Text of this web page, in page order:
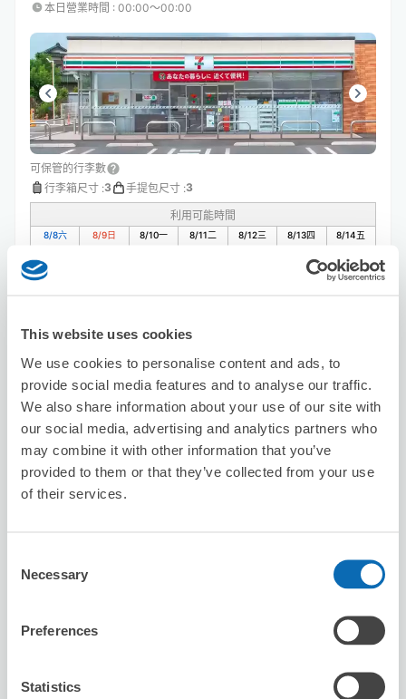
This website uses cookies
We use cookies to personalise content and ads, to
provide social media features and to analyse our traffic.
We also share information about your use of our site with
our social media, advertising and analytics partners who
may combine it with other information that you’ve
provided to them or that they’ve collected from your use
of their services.
Selection
Necessary
Preferences
Statistics
本日營業時間 : 00:00〜00:00
可保管的行李數
行李箱尺寸 :3 手提包尺寸 :3
利用可能時間
8/8六 8/9日 8/10一 8/11二 8/12三 8/13四 8/14五
Biyoushitu parufan
从Hashimoto站步行5分钟。
本日營業時間: 09:30〜18:30
可保管的行李數